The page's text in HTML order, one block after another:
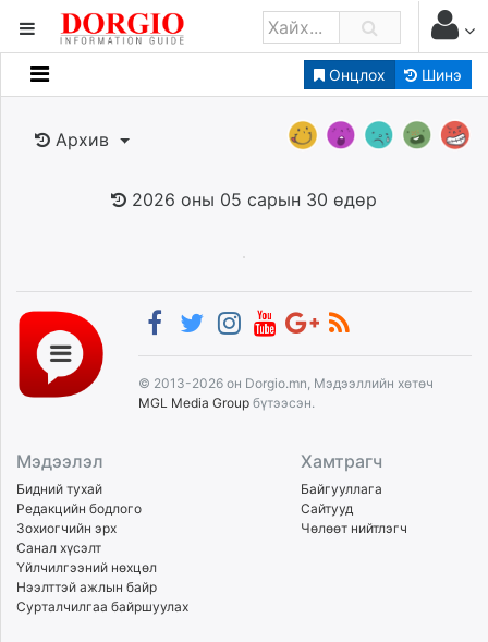
Онцлох Шинэ
Мэдээллийн
Банк санхүү
dorgio.mn
Gogo.mn
caak.mn
news.mn
Baabar.mn
ikon.mn
mnb.mn
Livetv.mn
Eguur.mn
24tsag.mn
Архив
2026 оны 05 сарын 30 өдөр
© 2013-2026 он Dorgio.mn, Мэдээллийн хөтөч
MGL Media Group бүтээсэн.
Мэдээлэл
Бидний тухай
Редакцийн бодлого
Зохиогчийн эрх
Санал хүсэлт
Үйлчилгээний нөхцөл
Нээлттэй ажлын байр
Сурталчилгаа байршуулах
Хамтрагч
Байгууллага
Сайтууд
Чөлөөт нийтлэгч